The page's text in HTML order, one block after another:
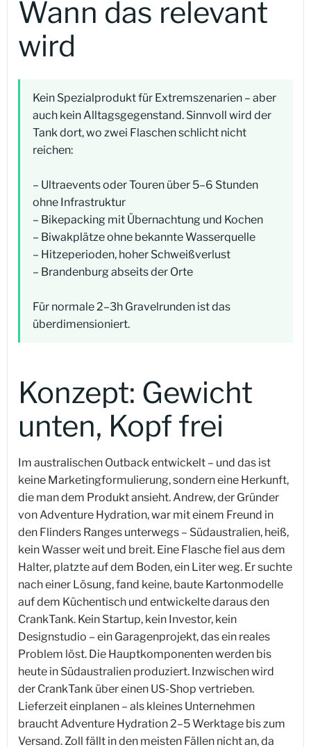
Wann das relevant
wird
Kein Spezialprodukt für Extremszenarien – aber
auch kein Alltagsgegenstand. Sinnvoll wird der
Tank dort, wo zwei Flaschen schlicht nicht
reichen:
– Ultraevents oder Touren über 5–6 Stunden
ohne Infrastruktur
– Bikepacking mit Übernachtung und Kochen
– Biwakplätze ohne bekannte Wasserquelle
– Hitzeperioden, hoher Schweißverlust
– Brandenburg abseits der Orte
Für normale 2–3h Gravelrunden ist das
überdimensioniert.
Konzept: Gewicht
unten, Kopf frei
Im australischen Outback entwickelt – und das ist
keine Marketingformulierung, sondern eine Herkunft,
die man dem Produkt ansieht. Andrew, der Gründer
von Adventure Hydration, war mit einem Freund in
den Flinders Ranges unterwegs – Südaustralien, heiß,
kein Wasser weit und breit. Eine Flasche fiel aus dem
Halter, platzte auf dem Boden, ein Liter weg. Er suchte
nach einer Lösung, fand keine, baute Kartonmodelle
auf dem Küchentisch und entwickelte daraus den
CrankTank. Kein Startup, kein Investor, kein
Designstudio – ein Garagenprojekt, das ein reales
Problem löst. Die Hauptkomponenten werden bis
heute in Südaustralien produziert. Inzwischen wird
der CrankTank über einen US-Shop vertrieben.
Lieferzeit einplanen – als kleines Unternehmen
braucht Adventure Hydration 2–5 Werktage bis zum
Versand. Zoll fällt in den meisten Fällen nicht an, da